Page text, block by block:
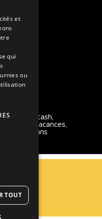
Mandats cash,
vacances,
reçu sans
et
qui
ou
TOUT